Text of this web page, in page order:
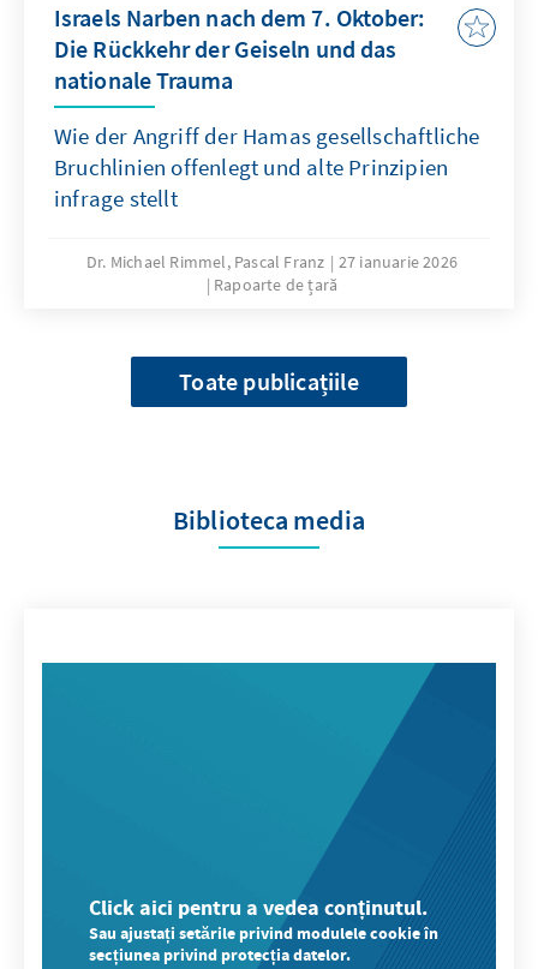
Israels Narben nach dem 7. Oktober:
Die Rückkehr der Geiseln und das
nationale Trauma
Wie der Angriff der Hamas gesellschaftliche
Bruchlinien offenlegt und alte Prinzipien
infrage stellt
Dr. Michael Rimmel, Pascal Franz
27 ianuarie 2026
Rapoarte de țară
Toate publicațiile
Biblioteca media
Click aici pentru a vedea conținutul.
Sau ajustați setările privind modulele cookie în
secțiunea privind protecția datelor.